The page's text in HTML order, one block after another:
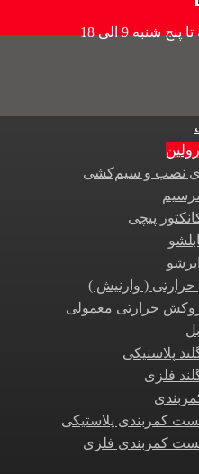
شنبه 9 الی 18
نصب و سیم‌کشی
پیچی
( وارنیش )
حرارتی معمولی
پلاستیکی
فلزی
کمربندی پلاستیکی
کمربندی فلزی